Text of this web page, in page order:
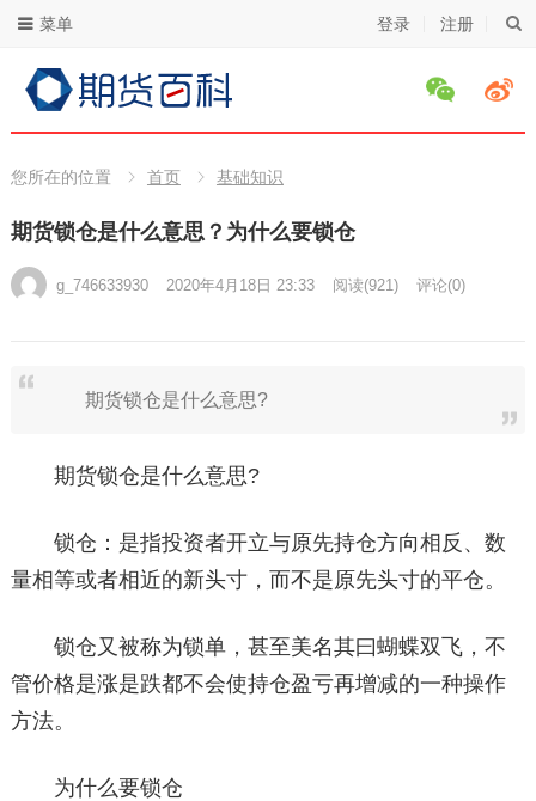
登录 注册
菜单
您所在的位置 首页 基础知识
期货锁仓是什么意思？为什么要锁仓
g_746633930 2020年4月18日 23:33 阅读(921) 评论(0)
期货锁仓是什么意思?
期货锁仓是什么意思?
锁仓：是指投资者开立与原先持仓方向相反、数
量相等或者相近的新头寸，而不是原先头寸的平仓。
锁仓又被称为锁单，甚至美名其曰蝴蝶双飞，不
管价格是涨是跌都不会使持仓盈亏再增减的一种操作
方法。
为什么要锁仓